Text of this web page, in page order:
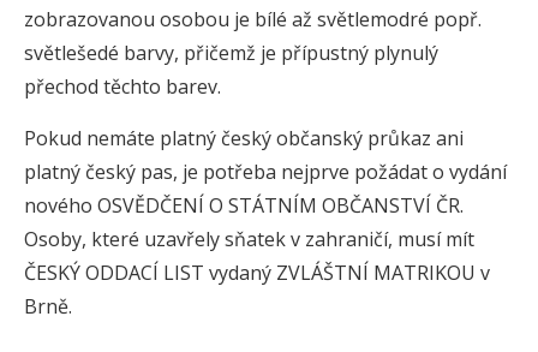
zobrazovanou osobou je bílé až světlemodré popř.
světlešedé barvy, přičemž je přípustný plynulý
přechod těchto barev.
Pokud nemáte platný český občanský průkaz ani
platný český pas, je potřeba nejprve požádat o vydání
nového OSVĚDČENÍ O STÁTNÍM OBČANSTVÍ ČR.
Osoby, které uzavřely sňatek v zahraničí, musí mít
ČESKÝ ODDACÍ LIST vydaný ZVLÁŠTNÍ MATRIKOU v
Brně.